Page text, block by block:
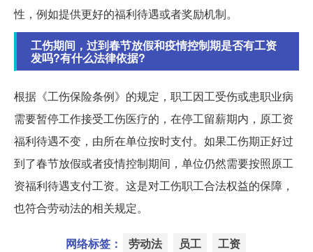
性，例如提供更好的福利待遇或者奖励机制。
工伤期间，过到春节放假和疫情控制期是否有工资
发吗?有什么法律依据?
根据《工伤保险条例》的规定，职工因工受伤或患职业病
需要暂停工作接受工伤医疗的，在停工留薪期内，原工资
福利待遇不变，由所在单位按时支付。如果工伤期正好过
到了春节放假或者疫情控制期间，单位仍然需要按照原工
资福利待遇支付工资。这是对工伤职工合法权益的保障，
也符合劳动法的相关规定。
网络标签： 劳动法 员工 工资